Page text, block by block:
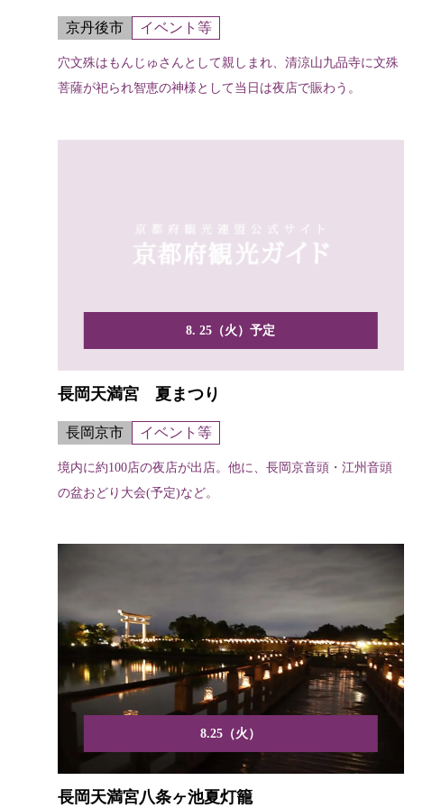
京丹後市 イベント等
穴文殊はもんじゅさんとして親しまれ、清涼山九品寺に文殊
菩薩が祀られ智恵の神様として当日は夜店で賑わう。
8. 25（火）予定
長岡天満宮 夏まつり
長岡京市 イベント等
境内に約100店の夜店が出店。他に、長岡京音頭・江州音頭
の盆おどり大会(予定)など。
8.25（火）
長岡天満宮八条ヶ池夏灯籠